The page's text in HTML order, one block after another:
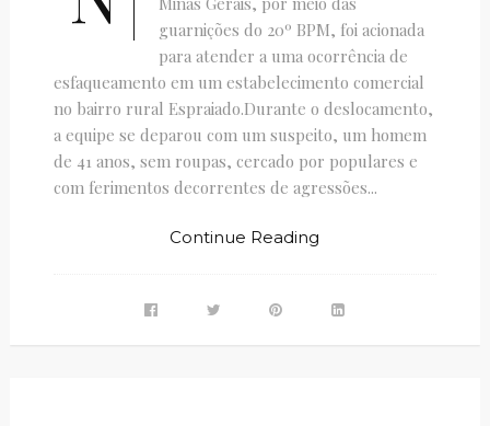
guarnições do 20º BPM, foi acionada
para atender a uma ocorrência de
esfaqueamento em um estabelecimento comercial
no bairro rural Espraiado.Durante o deslocamento,
a equipe se deparou com um suspeito, um homem
de 41 anos, sem roupas, cercado por populares e
com ferimentos decorrentes de agressões...
Continue Reading